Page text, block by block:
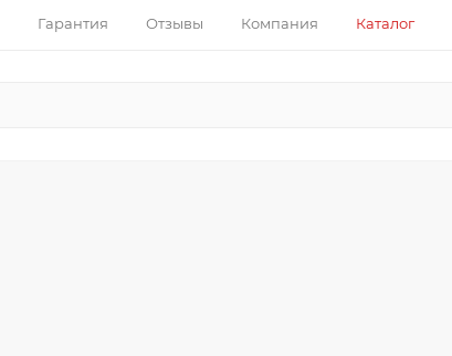
Гарантия Отзывы Компания Каталог